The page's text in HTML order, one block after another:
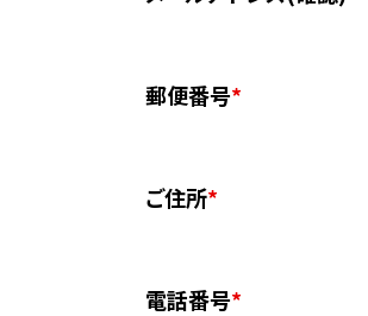
郵便番号*
ご住所*
電話番号*